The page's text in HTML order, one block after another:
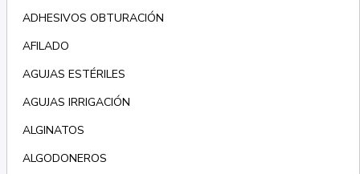
ADHESIVOS OBTURACIÓN
AFILADO
AGUJAS ESTÉRILES
AGUJAS IRRIGACIÓN
ALGINATOS
ALGODONEROS